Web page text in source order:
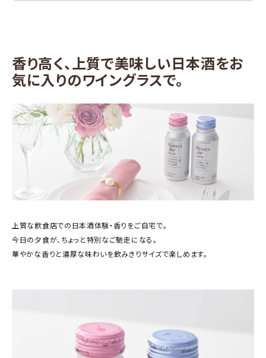
香り高く、上質で美味しい日本酒をお
気に入りのワイングラスで。
上質な飲食店での日本酒体験・香りをご自宅で。
今日の夕食が、ちょっと特別なご馳走になる。
華やかな香りと濃厚な味わいを飲みきりサイズで楽しめます。